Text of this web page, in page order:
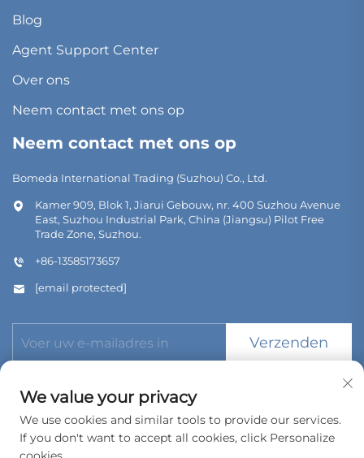
Blog
Agent Support Center
Over ons
Neem contact met ons op
Neem contact met ons op
Bomeda International Trading (Suzhou) Co., Ltd.
Kamer 909, Blok 1, Jiarui Gebouw, nr. 400 Suzhou Avenue
East, Suzhou Industrial Park, China (Jiangsu) Pilot Free
Trade Zone, Suzhou.
+86-13585173657
[email protected]
Verzenden
Copyright © 2026 Bomeda International Trading (Suzhou) Co.,
We value your privacy
We use cookies and similar tools to provide our services.
If you don't want to accept all cookies, click Personalize